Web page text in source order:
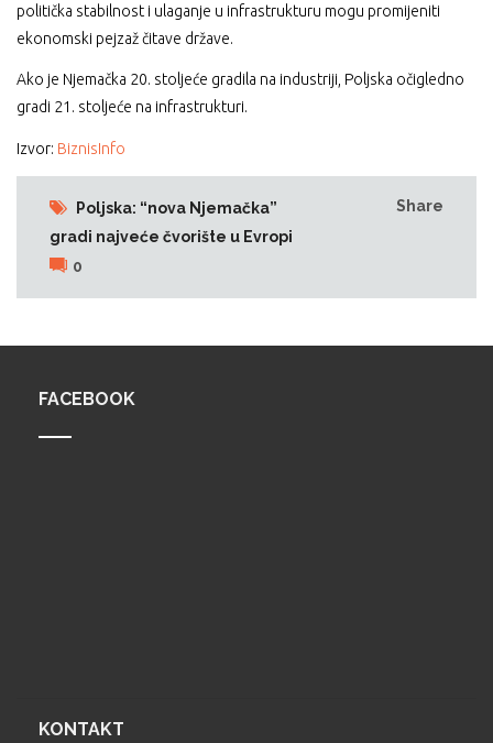
politička stabilnost i ulaganje u infrastrukturu mogu promijeniti
ekonomski pejzaž čitave države.
Ako je Njemačka 20. stoljeće gradila na industriji, Poljska očigledno
gradi 21. stoljeće na infrastrukturi.
Izvor: BiznisInfo
Poljska: “nova Njemačka”
gradi najveće čvorište u Evropi
0
Share
FACEBOOK
KONTAKT